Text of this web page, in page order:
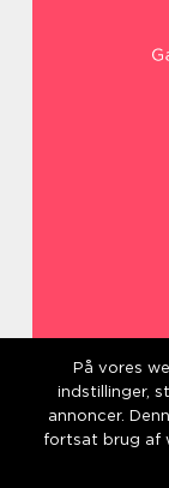
På vores
indstillinger,
annoncer.
fortsat brug af